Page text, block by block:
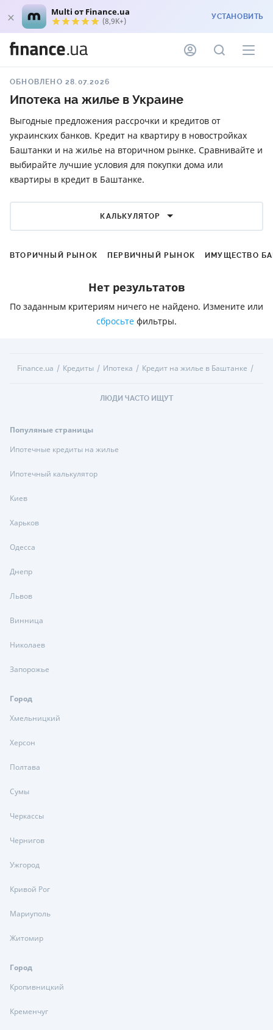
Multi от Finance.ua
(8,9K+) УСТАНОВИТЬ
ОБНОВЛЕНО 28.07.2026
Ипотека на жилье в Украине
Выгодные предложения рассрочки и кредитов от
украинских банков. Кредит на квартиру в новостройках
Баштанки и на жилье на вторичном рынке. Сравнивайте и
выбирайте лучшие условия для покупки дома или
квартиры в кредит в Баштанке.
КАЛЬКУЛЯТОР
ВТОРИЧНЫЙ РЫНОК ПЕРВИЧНЫЙ РЫНОК ИМУЩЕСТВО
Нет результатов
По заданным критериям ничего не найдено. Измените или
сбросьте фильтры.
Finance.ua Кредиты Ипотека Кредит на жилье в Баштанке
ЛЮДИ ЧАСТО ИЩУТ
Популяные страницы
Ипотечные кредиты на жилье
Ипотечный калькулятор
Киев
Харьков
Одесса
Днепр
Львов
Винница
Николаев
Запорожье
Город
Хмельницкий
Херсон
Полтава
Сумы
Черкассы
Чернигов
Ужгород
Кривой Рог
Мариуполь
Житомир
Город
Кропивницкий
Кременчуг